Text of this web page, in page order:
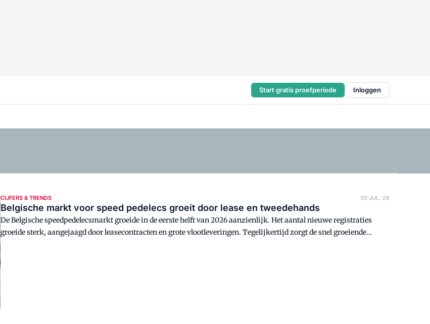
Start gratis proefperiode Inloggen
CIJFERS & TRENDS 30 JUL. 26
Belgische markt voor speed pedelecs groeit door lease en tweedehands
De Belgische speedpedelecsmarkt groeide in de eerste helft van 2026 aanzienlijk. Het aantal nieuwe registraties
groeide sterk, aangejaagd door leasecontracten en grote vlootleveringen. Tegelijkertijd zorgt de snel groeiende